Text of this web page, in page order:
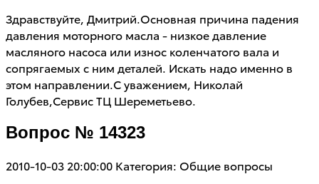
Здравствуйте, Дмитрий.Основная причина падения
давления моторного масла - низкое давление
масляного насоса или износ коленчатого вала и
сопрягаемых с ним деталей. Искать надо именно в
этом направлении.С уважением, Николай
Голубев,Сервис ТЦ Шереметьево.
Вопрос № 14323
2010-10-03 20:00:00 Категория: Общие вопросы